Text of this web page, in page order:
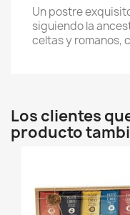
Un postre
siguiendo la
celtas y romanos,
Los clientes
producto